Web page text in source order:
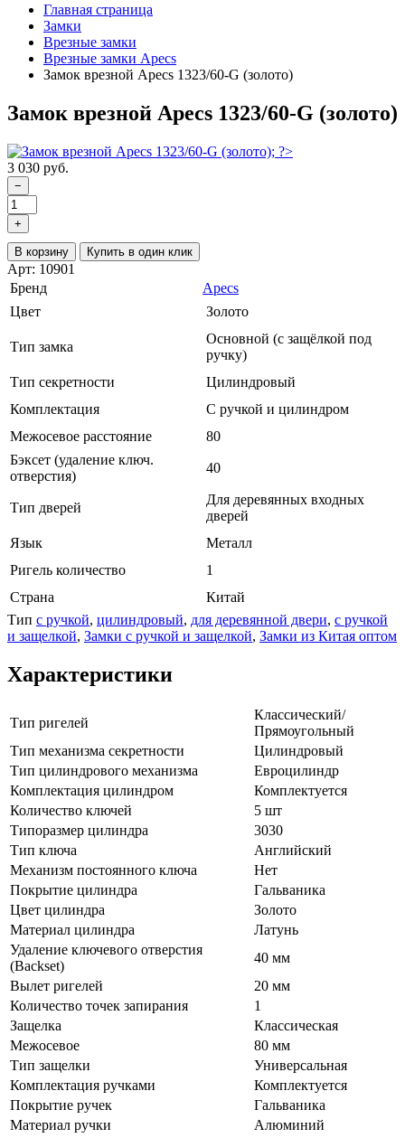
Главная страница
Замки
Врезные замки
Врезные замки Apecs
Замок врезной Apecs 1323/60-G (золото)
Замок врезной Apecs 1323/60-G (золото)
3 030 руб.
−
+
В корзину Купить в один клик
Арт: 10901
Бренд
Apecs
Цвет
Золото
Тип замка
Основной (с защёлкой под
ручку)
Тип секретности
Цилиндровый
Комплектация
С ручкой и цилиндром
Межосевое расстояние
80
Бэксет (удаление ключ.
отверстия)
40
Тип дверей
Для деревянных входных
дверей
Язык
Металл
Ригель количество
1
Страна
Китай
Тип с ручкой, цилиндровый, для деревянной двери, с ручкой
и защелкой, Замки с ручкой и защелкой, Замки из Китая оптом
Характеристики
Тип ригелей
Классический/
Прямоугольный
Тип механизма секретности
Цилиндровый
Тип цилиндрового механизма
Евроцилиндр
Комплектация цилиндром
Комплектуется
Количество ключей
5 шт
Типоразмер цилиндра
3030
Тип ключа
Английский
Механизм постоянного ключа
Нет
Покрытие цилиндра
Гальваника
Цвет цилиндра
Золото
Материал цилиндра
Латунь
Удаление ключевого отверстия
(Backset)
40 мм
Вылет ригелей
20 мм
Количество точек запирания
1
Защелка
Классическая
Межосевое
80 мм
Тип защелки
Универсальная
Комплектация ручками
Комплектуется
Покрытие ручек
Гальваника
Материал ручки
Алюминий